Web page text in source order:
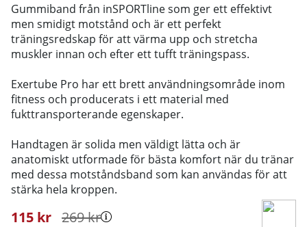
Gummiband från inSPORTline som ger ett effektivt
men smidigt motstånd och är ett perfekt
träningsredskap för att värma upp och stretcha
muskler innan och efter ett tufft träningspass.
Exertube Pro har ett brett användningsområde inom
fitness och producerats i ett material med
fukttransporterande egenskaper.
Handtagen är solida men väldigt lätta och är
anatomiskt utformade för bästa komfort när du tränar
med dessa motståndsband som kan användas för att
stärka hela kroppen.
269kr
115 kr